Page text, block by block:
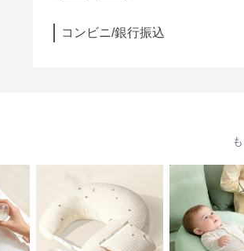
コンビニ/銀行振込